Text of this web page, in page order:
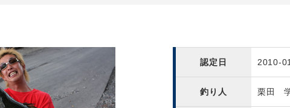
認定日 2010-
釣り人 栗田